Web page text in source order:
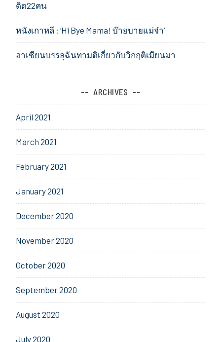
ติด22คน
หนังเกาหลี : ‘Hi Bye Mama! บ๊ายบายแม่จ๋า’
อาเซียนบรรลุฉันทามติเกี่ยวกับวิกฤติเมียนมา
ARCHIVES
April 2021
March 2021
February 2021
January 2021
December 2020
November 2020
October 2020
September 2020
August 2020
July 2020